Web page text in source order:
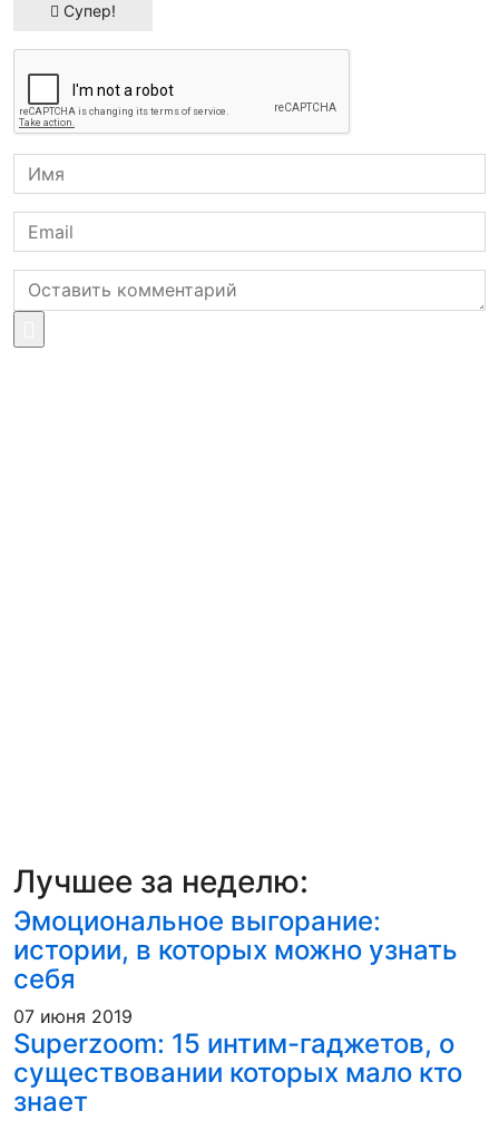
Супер!
Лучшее за неделю:
Эмоциональное выгорание:
истории, в которых можно узнать
себя
07 июня 2019
Superzoom: 15 интим-гаджетов, о
существовании которых мало кто
знает